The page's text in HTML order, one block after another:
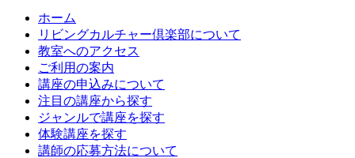
ホーム
リビングカルチャー倶楽部について
教室へのアクセス
ご利用の案内
講座の申込みについて
注目の講座から探す
ジャンルで講座を探す
体験講座を探す
講師の応募方法について